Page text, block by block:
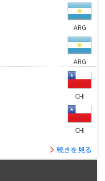
ARG
ARG
CHI
CHI
続きを見る